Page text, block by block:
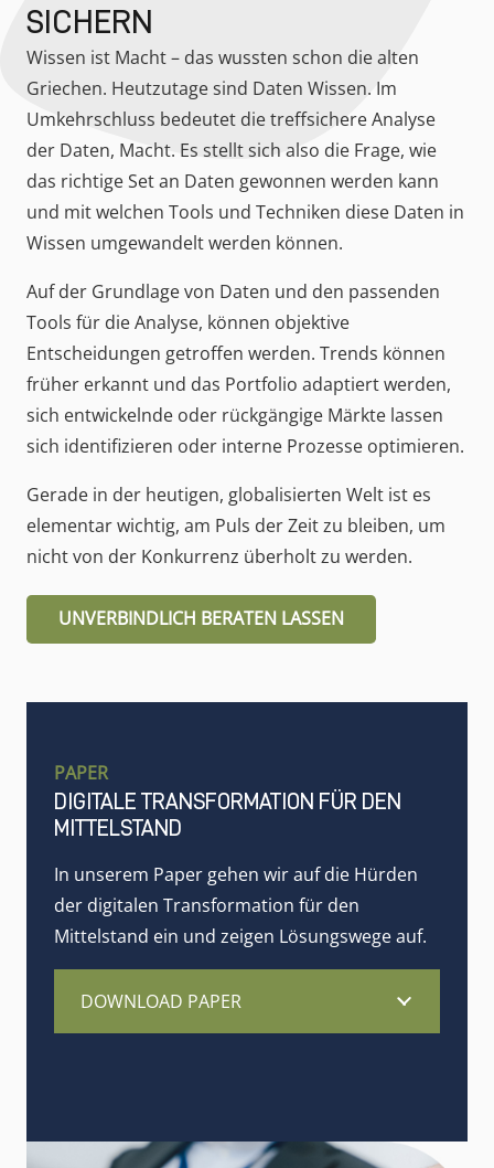
SICHERN
Wissen ist Macht – das wussten schon die alten
Griechen. Heutzutage sind Daten Wissen. Im
Umkehrschluss bedeutet die treffsichere Analyse
der Daten, Macht. Es stellt sich also die Frage, wie
das richtige Set an Daten gewonnen werden kann
und mit welchen Tools und Techniken diese Daten in
Wissen umgewandelt werden können.
Auf der Grundlage von Daten und den passenden
Tools für die Analyse, können objektive
Entscheidungen getroffen werden. Trends können
früher erkannt und das Portfolio adaptiert werden,
sich entwickelnde oder rückgängige Märkte lassen
sich identifizieren oder interne Prozesse optimieren.
Gerade in der heutigen, globalisierten Welt ist es
elementar wichtig, am Puls der Zeit zu bleiben, um
nicht von der Konkurrenz überholt zu werden.
UNVERBINDLICH BERATEN LASSEN
PAPER
DIGITALE TRANSFORMATION FÜR DEN
MITTELSTAND
In unserem Paper gehen wir auf die Hürden
der digitalen Transformation für den
Mittelstand ein und zeigen Lösungswege auf.
DOWNLOAD PAPER